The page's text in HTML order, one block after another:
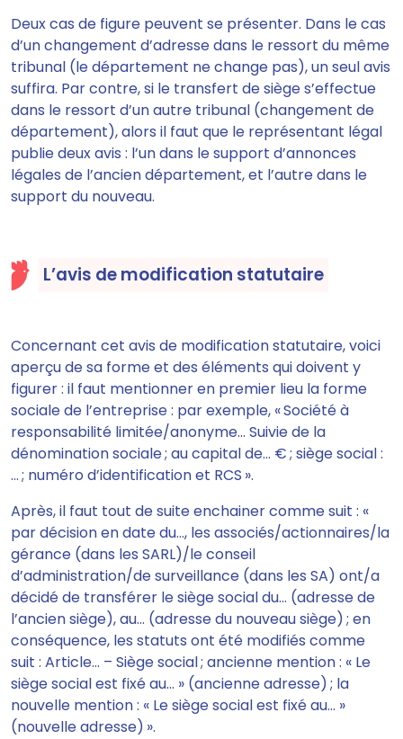
Deux cas de figure peuvent se présenter. Dans le cas
d’un changement d’adresse dans le ressort du même
tribunal (le département ne change pas), un seul avis
suffira. Par contre, si le transfert de siège s’effectue
dans le ressort d’un autre tribunal (changement de
département), alors il faut que le représentant légal
publie deux avis : l’un dans le support d’annonces
légales de l’ancien département, et l’autre dans le
support du nouveau.
L’avis de modification statutaire
Concernant cet avis de modification statutaire, voici
aperçu de sa forme et des éléments qui doivent y
figurer: il faut mentionner en premier lieu la forme
sociale de l’entreprise : par exemple, « Société à
responsabilité limitée/anonyme… Suivie de la
dénomination sociale ; au capital de… € ; siège social :
… ; numéro d’identification et RCS ».
Après, il faut tout de suite enchainer comme suit : «
par décision en date du…, les associés/actionnaires/la
gérance (dans les SARL)/le conseil
d’administration/de surveillance (dans les SA) ont/a
décidé de transférer le siège social du… (adresse de
l’ancien siège), au… (adresse du nouveau siège) ; en
conséquence, les statuts ont été modifiés comme
suit : Article… – Siège social ; ancienne mention : « Le
siège social est fixé au… » (ancienne adresse) ; la
nouvelle mention : « Le siège social est fixé au… »
(nouvelle adresse) ».